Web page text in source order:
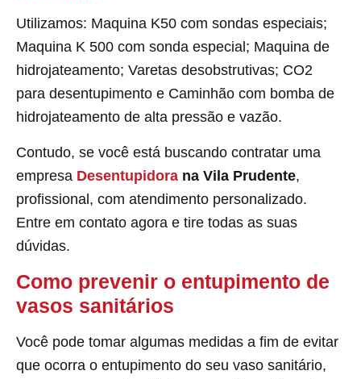
Utilizamos: Maquina K50 com sondas especiais;
Maquina K 500 com sonda especial; Maquina de
hidrojateamento; Varetas desobstrutivas; CO2
para desentupimento e Caminhão com bomba de
hidrojateamento de alta pressão e vazão.
Contudo, se você está buscando contratar uma
empresa Desentupidora na Vila Prudente,
profissional, com atendimento personalizado.
Entre em contato agora e tire todas as suas
dúvidas.
Como prevenir o entupimento de
vasos sanitários
Você pode tomar algumas medidas a fim de evitar
que ocorra o entupimento do seu vaso sanitário,